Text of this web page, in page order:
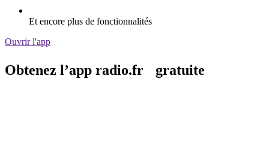
Et encore plus de fonctionnalités
Ouvrir l'app
Obtenez l’app radio.fr gratuite